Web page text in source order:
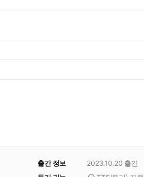
출간 정보 2023.10.20 출간